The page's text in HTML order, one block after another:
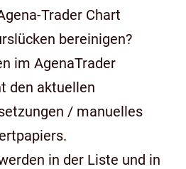
Trader Chart
bereinigen?
im AgenaTrader
den aktuellen
/ manuelles
in der Liste und in